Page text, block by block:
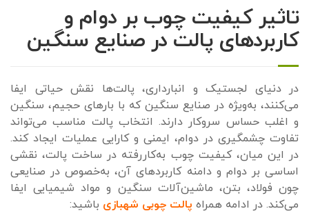
تاثیر کیفیت چوب بر دوام و
کاربردهای پالت در صنایع سنگین
در دنیای لجستیک و انبارداری، پالت‌ها نقش حیاتی ایفا
می‌کنند، به‌ویژه در صنایع سنگین که با بارهای حجیم، سنگین
و اغلب حساس سروکار دارند. انتخاب پالت مناسب می‌تواند
تفاوت چشمگیری در دوام، ایمنی و کارایی عملیات ایجاد کند.
در این میان، کیفیت چوب به‌کاررفته در ساخت پالت، نقشی
اساسی بر دوام و دامنه کاربردهای آن، به‌خصوص در صنایعی
چون فولاد، بتن، ماشین‌آلات سنگین و مواد شیمیایی ایفا
می‌کند. در ادامه همراه پالت چوبی شهبازی باشید: